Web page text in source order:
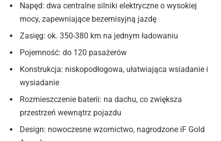
Napęd: dwa centralne silniki elektryczne o wysokiej
mocy, zapewniające bezemisyjną jazdę
Zasięg: ok. 350-380 km na jednym ładowaniu
Pojemność: do 120 pasażerów
Konstrukcja: niskopodłogowa, ułatwiająca wsiadanie i
wysiadanie
Rozmieszczenie baterii: na dachu, co zwiększa
przestrzeń wewnątrz pojazdu
Design: nowoczesne wzornictwo, nagrodzone iF Gold